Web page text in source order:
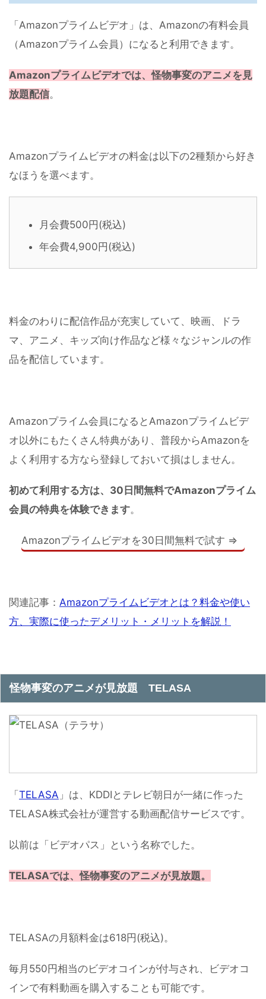
「Amazonプライムビデオ」は、Amazonの有料会員
（Amazonプライム会員）になると利用できます。
Amazonプライムビデオでは、怪物事変のアニメを見
放題配信。
Amazonプライムビデオの料金は以下の2種類から好き
なほうを選べます。
月会費500円(税込)
年会費4,900円(税込)
料金のわりに配信作品が充実していて、映画、ドラ
マ、アニメ、キッズ向け作品など様々なジャンルの作
品を配信しています。
Amazonプライム会員になるとAmazonプライムビデ
オ以外にもたくさん特典があり、普段からAmazonを
よく利用する方なら登録しておいて損はしません。
初めて利用する方は、30日間無料でAmazonプライム
会員の特典を体験できます。
Amazonプライムビデオを30日間無料で試す ⇒
関連記事： Amazonプライムビデオとは？料金や使い
方、実際に使ったデメリット・メリットを解説！
怪物事変のアニメが見放題 TELASA
「 TELASA 」は、KDDIとテレビ朝日が一緒に作った
TELASA株式会社が運営する動画配信サービスです。
以前は「ビデオパス」という名称でした。
TELASAでは、怪物事変のアニメが見放題。
TELASAの月額料金は618円(税込)。
毎月550円相当のビデオコインが付与され、ビデオコ
インで有料動画を購入することも可能です。